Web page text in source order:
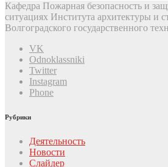
Кафедра Пожарная безопасность и
ситуациях Института архитектуры и
Волгоградского государственного
VK
Odnoklassniki
Twitter
Instagram
Phone
Рубрики
Деятельность
Новости
Слайдер